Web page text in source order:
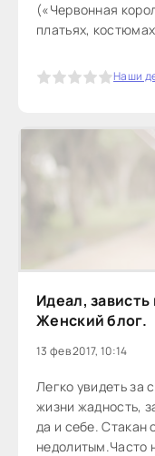
(«Червонная
платьях,
из страз —
видеть поколение
Наши
Идеал,
Женский блог.
13 фев 2017, 10:14
Легко увидеть за
жизни жадность,
да и себе. Стакан
недолитым.Часто